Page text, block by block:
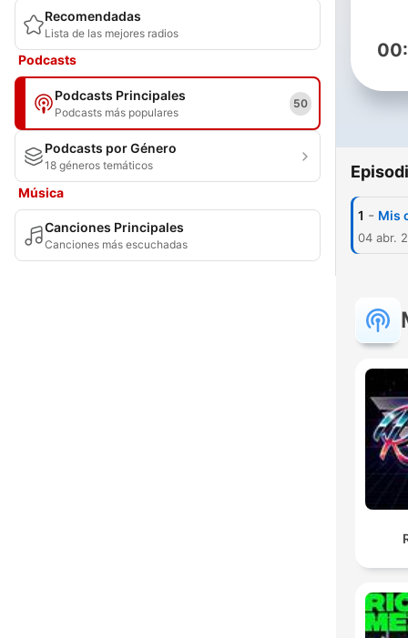
Recomendadas
Lista de las mejores radios
Podcasts
Podcasts Principales
Podcasts más populares
50
Podcasts por Género
18 géneros temáticos
Música
Canciones Principales
Canciones más escuchadas
1 - Mis
04 abr.